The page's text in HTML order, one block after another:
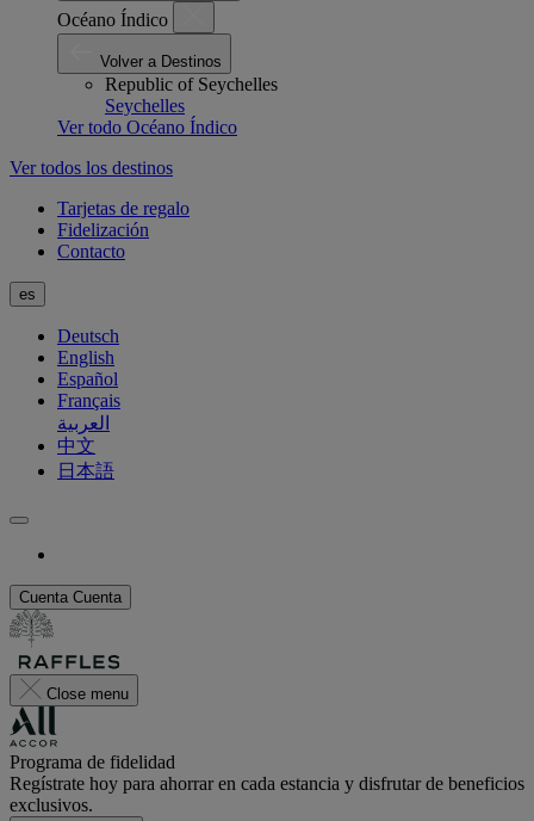
Océano Índico
Volver a Destinos
Republic of Seychelles
Seychelles
Ver todo Océano Índico
Ver todos los destinos
Tarjetas de regalo
Fidelización
Contacto
es
Deutsch
English
Español
Français
العربية
中文
日本語
Cuenta Cuenta
Close menu
Programa de fidelidad
Regístrate hoy para ahorrar en cada estancia y disfrutar de beneficios
exclusivos.